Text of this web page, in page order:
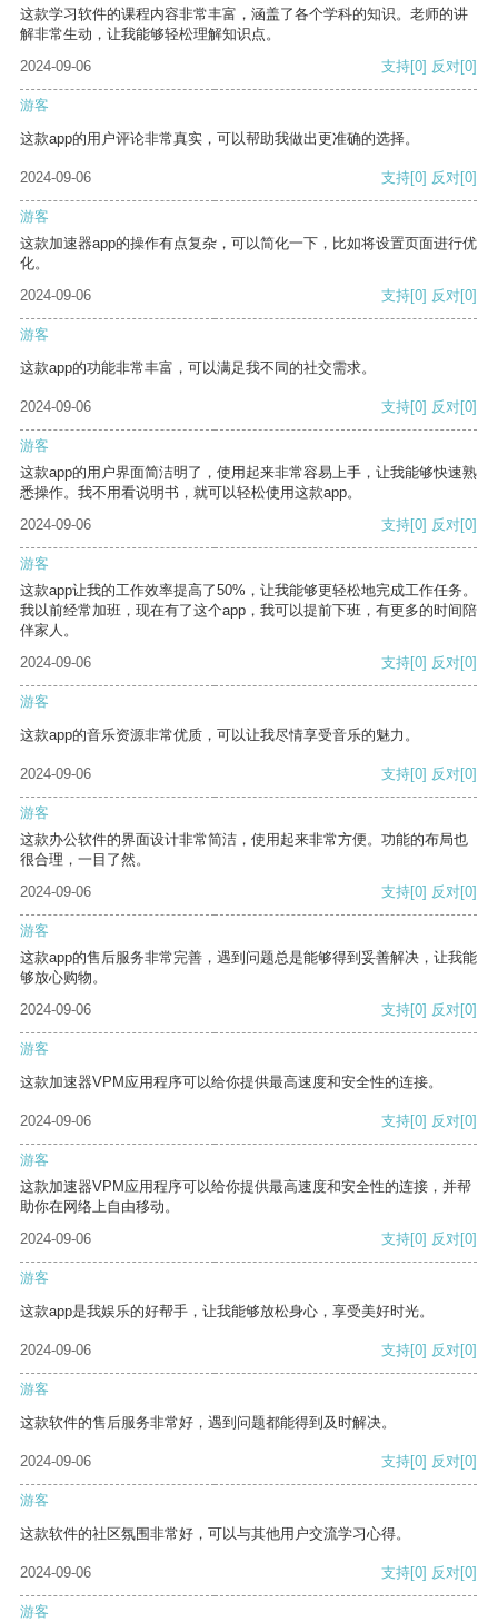
这款学习软件的课程内容非常丰富，涵盖了各个学科的知识。老师的讲
解非常生动，让我能够轻松理解知识点。
2024-09-06
支持[0] 反对[0]
游客
这款app的用户评论非常真实，可以帮助我做出更准确的选择。
2024-09-06 支持[0] 反对[0]
游客
这款加速器app的操作有点复杂，可以简化一下，比如将设置页面进行优
化。
2024-09-06
支持[0] 反对[0]
游客
这款app的功能非常丰富，可以满足我不同的社交需求。
2024-09-06 支持[0] 反对[0]
游客
这款app的用户界面简洁明了，使用起来非常容易上手，让我能够快速熟
悉操作。我不用看说明书，就可以轻松使用这款app。
2024-09-06
支持[0] 反对[0]
游客
这款app让我的工作效率提高了50%，让我能够更轻松地完成工作任务。
我以前经常加班，现在有了这个app，我可以提前下班，有更多的时间陪
伴家人。
2024-09-06
支持[0] 反对[0]
游客
这款app的音乐资源非常优质，可以让我尽情享受音乐的魅力。
2024-09-06 支持[0] 反对[0]
游客
这款办公软件的界面设计非常简洁，使用起来非常方便。功能的布局也
很合理，一目了然。
2024-09-06
支持[0] 反对[0]
游客
这款app的售后服务非常完善，遇到问题总是能够得到妥善解决，让我能
够放心购物。
2024-09-06
支持[0] 反对[0]
游客
这款加速器VPM应用程序可以给你提供最高速度和安全性的连接。
2024-09-06 支持[0] 反对[0]
游客
这款加速器VPM应用程序可以给你提供最高速度和安全性的连接，并帮
助你在网络上自由移动。
2024-09-06
支持[0] 反对[0]
游客
这款app是我娱乐的好帮手，让我能够放松身心，享受美好时光。
2024-09-06 支持[0] 反对[0]
游客
这款软件的售后服务非常好，遇到问题都能得到及时解决。
2024-09-06 支持[0] 反对[0]
游客
这款软件的社区氛围非常好，可以与其他用户交流学习心得。
2024-09-06 支持[0] 反对[0]
游客